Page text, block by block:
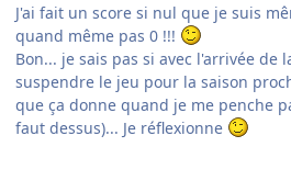
J'ai fait un score si nul que je suis
quand même pas 0 !!!
Bon... je sais pas si avec l'arrivée de
suspendre le jeu pour la saison
que ça donne quand je me penche
faut dessus)... Je réflexionne